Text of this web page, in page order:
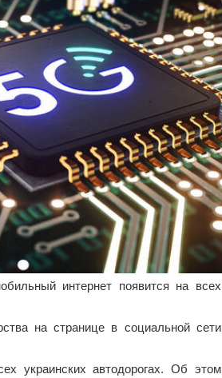
интернет появится на всех
на странице в социальной сети
украинских автодорогах. Об этом